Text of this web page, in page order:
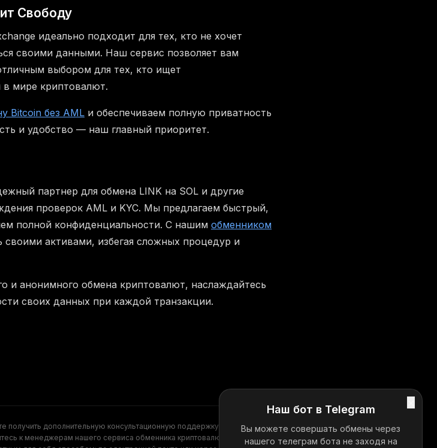
Свободу
идеально подходит для тех, кто не хочет
своими данными. Наш сервис позволяет вам
выбором для тех, кто ищет
в мире криптовалют.
Bitcoin без AML и обеспечиваем полную приватность
и удобство — наш главный приоритет.
партнер для обмена LINK на SOL и другие
проверок AML и KYC. Мы предлагаем быстрый,
полной конфиденциальности. С нашим обменником
своими активами, избегая сложных процедур и
и анонимного обмена криптовалют, наслаждайтесь
своих данных при каждой транзакции.
Telegram
получить дополнительную консультационную поддержку?
к менеджерам нашего сервиса обменника криптовалют
Наш бот в Telegram
Вы можете совершать обмены через
нашего телеграм бота не заходя на